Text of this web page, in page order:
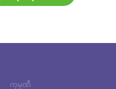
ကုမ္ပဏီ